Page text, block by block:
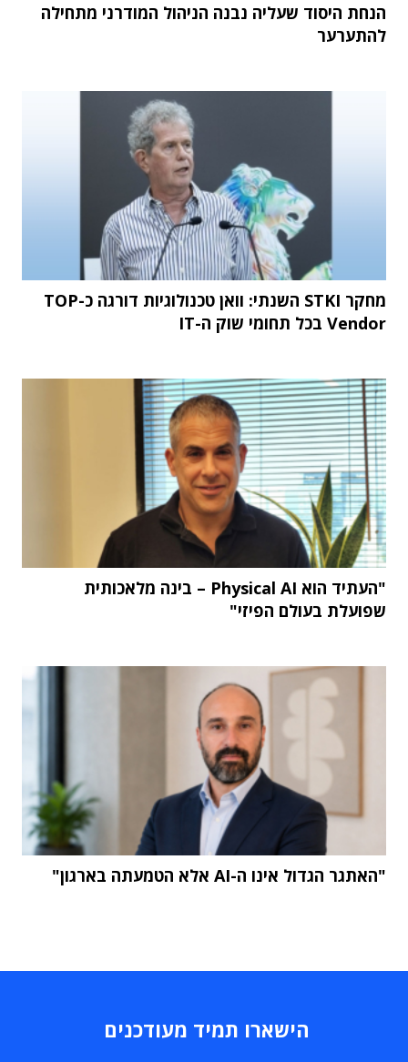
הנחת היסוד שעליה נבנה הניהול המודרני מתחילה
להתערער
מחקר STKI השנתי: וואן טכנולוגיות דורגה כ-TOP
Vendor בכל תחומי שוק ה-IT
"העתיד הוא Physical AI – בינה מלאכותית
שפועלת בעולם הפיזי"
"האתגר הגדול אינו ה-AI אלא הטמעתה בארגון"
הישארו תמיד מעודכנים